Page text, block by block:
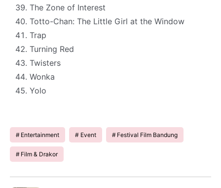
The Zone of Interest
Totto-Chan: The Little Girl at the Window
Trap
Turning Red
Twisters
Wonka
Yolo
Entertainment Event Festival Film Bandung
Film & Drakor